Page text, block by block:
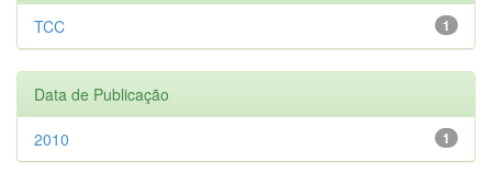
1
TCC
Data de Publicação
1
2010